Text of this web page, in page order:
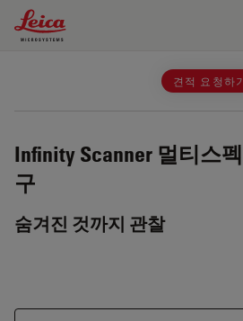
Leica Microsystems Logo
견적 요청하
Infinity Scanner 멀티스
구
숨겨진 것까지 관찰